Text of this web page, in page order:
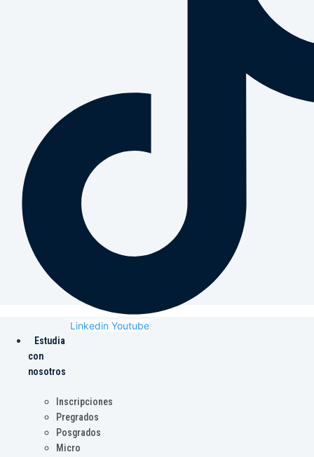
Linkedin Youtube
Estudia
con
nosotros
Inscripciones
Pregrados
Posgrados
Micro